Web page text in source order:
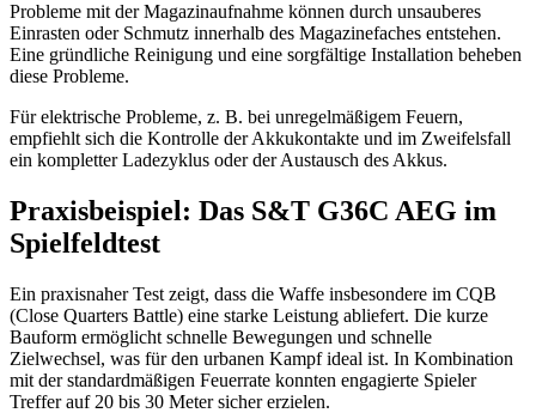
Probleme mit der Magazinaufnahme können durch unsauberes
Einrasten oder Schmutz innerhalb des Magazinefaches entstehen.
Eine gründliche Reinigung und eine sorgfältige Installation beheben
diese Probleme.
Für elektrische Probleme, z. B. bei unregelmäßigem Feuern,
empfiehlt sich die Kontrolle der Akkukontakte und im Zweifelsfall
ein kompletter Ladezyklus oder der Austausch des Akkus.
Praxisbeispiel: Das S&T G36C AEG im
Spielfeldtest
Ein praxisnaher Test zeigt, dass die Waffe insbesondere im CQB
(Close Quarters Battle) eine starke Leistung abliefert. Die kurze
Bauform ermöglicht schnelle Bewegungen und schnelle
Zielwechsel, was für den urbanen Kampf ideal ist. In Kombination
mit der standardmäßigen Feuerrate konnten engagierte Spieler
Treffer auf 20 bis 30 Meter sicher erzielen.